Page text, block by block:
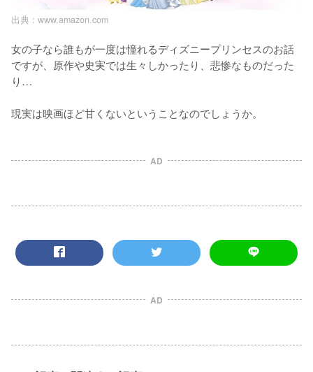
出典 : www.amazon.com
女の子なら誰もが一度は憧れるディズニープリンセスのお話
ですが、原作や史実では生々しかったり、悲惨なものだった
り…
現実は映画ほど甘くないということなのでしょうか。
AD
AD